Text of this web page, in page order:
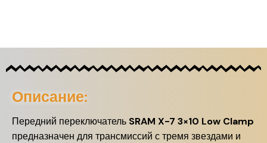
Описание:
Передний переключатель SRAM X-7 3×10 Low Clamp
предназначен для трансмиссий с тремя звездами и